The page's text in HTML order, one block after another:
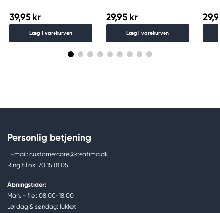
39,95 kr
Læg i varekurven
29,95 kr
Læg i varekurven
Personlig betjening
E-mail: customercare@kreatima.dk
Ring til os: 70 15 01 05
Åbningstider:
Man. - fre.: 08.00-18.00
Lørdag & søndag: lukket